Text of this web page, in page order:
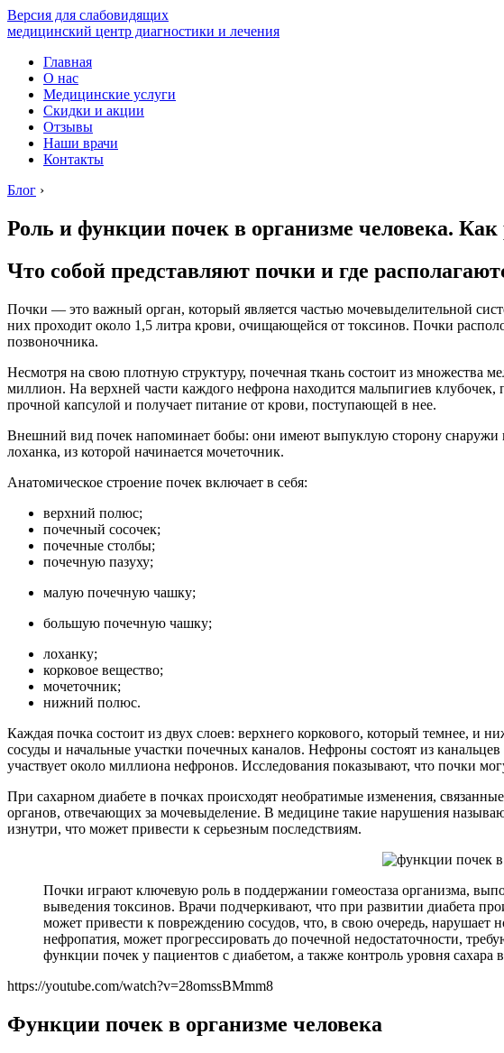
Версия для слабовидящих
медицинский центр диагностики и лечения
Главная
О нас
Медицинские услуги
Скидки и акции
Отзывы
Наши врачи
Контакты
Блог ›
Роль и функции почек в организме человека. Как
Что собой представляют почки и где
Почки — это важный орган, который является частью мочевыделительной
них проходит около 1,5 литра крови, очищающейся от токсинов. Почки
позвоночника.
Несмотря на свою плотную структуру, почечная ткань состоит из множества
миллион. На верхней части каждого нефрона находится мальпигиев
прочной капсулой и получает питание от крови, поступающей в нее.
Внешний вид почек напоминает бобы: они имеют выпуклую сторону
лоханка, из которой начинается мочеточник.
Анатомическое строение почек включает в себя:
верхний полюс;
почечный сосочек;
почечные столбы;
почечную пазуху;
малую почечную чашку;
большую почечную чашку;
лоханку;
корковое вещество;
мочеточник;
нижний полюс.
Каждая почка состоит из двух слоев: верхнего коркового, который темнее, и
сосуды и начальные участки почечных каналов. Нефроны состоят из
участвует около миллиона нефронов. Исследования показывают, что почки
При сахарном диабете в почках происходят необратимые изменения,
органов, отвечающих за мочевыделение. В медицине такие нарушения
изнутри, что может привести к серьезным последствиям.
Почки играют ключевую роль в поддержании гомеостаза организма,
выведения токсинов. Врачи подчеркивают, что при развитии диабета
может привести к повреждению сосудов, что, в свою очередь, нарушает
нефропатия, может прогрессировать до почечной недостаточности,
функции почек у пациентов с диабетом, а также контроль уровня
https://youtube.com/watch?v=28omssBMmm8
Функции почек в организме человека